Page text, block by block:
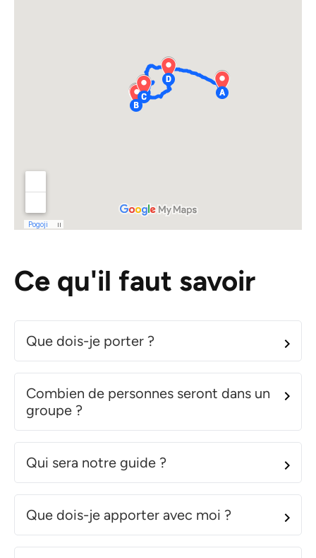
Ce qu'il faut savoir
Que dois-je porter ?
Combien de personnes seront dans un
groupe ?
Qui sera notre guide ?
Que dois-je apporter avec moi ?